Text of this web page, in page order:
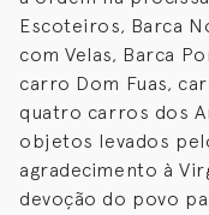
Escoteiros, Barca
com Velas, Barca
carro Dom Fuas,
quatro carros dos
objetos levados
agradecimento à
devoção do povo